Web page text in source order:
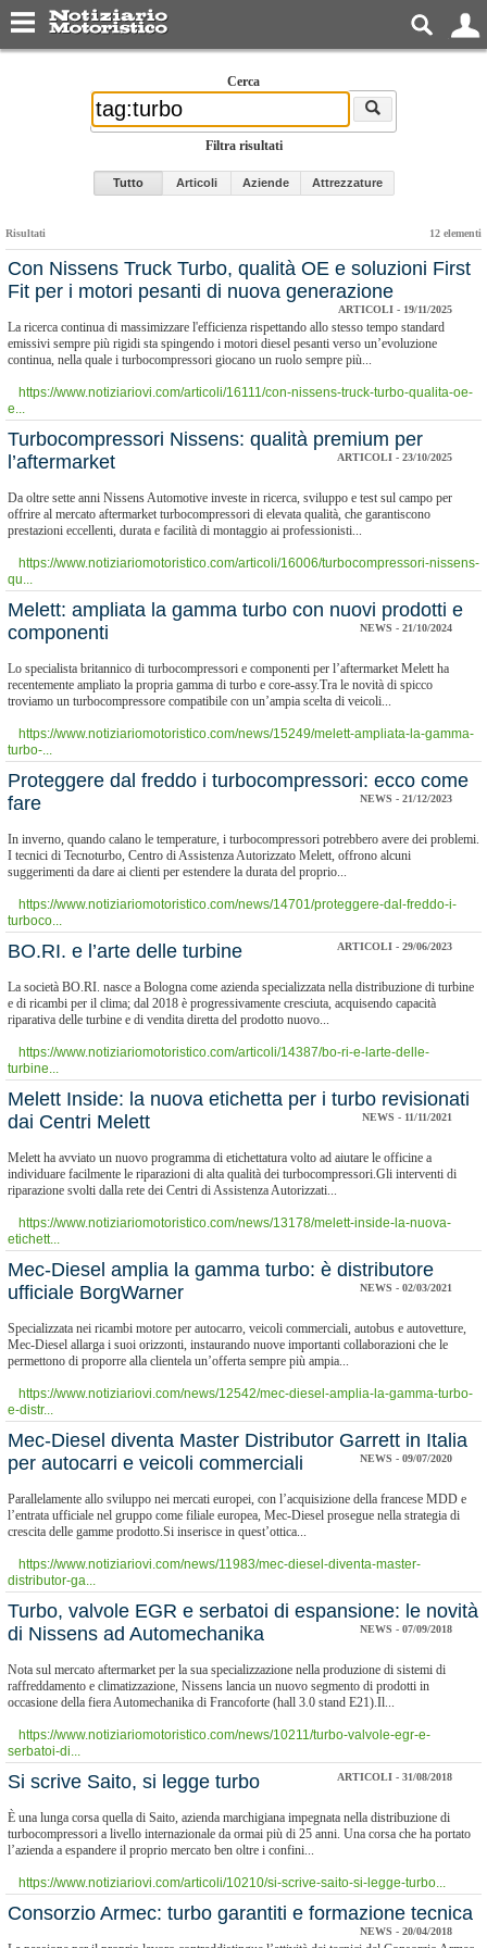
Cerca
Filtra risultati
Tutto Articoli Aziende Attrezzature
Risultati 12 elementi
Con Nissens Truck Turbo, qualità OE e soluzioni First
Fit per i motori pesanti di nuova generazione
ARTICOLI - 19/11/2025
La ricerca continua di massimizzare l'efficienza rispettando allo stesso tempo standard
emissivi sempre più rigidi sta spingendo i motori diesel pesanti verso un’evoluzione
continua, nella quale i turbocompressori giocano un ruolo sempre più...
https://www.notiziariovi.com/articoli/16111/con-nissens-truck-turbo-qualita-oe-
e...
Turbocompressori Nissens: qualità premium per
l’aftermarket
ARTICOLI - 23/10/2025
Da oltre sette anni Nissens Automotive investe in ricerca, sviluppo e test sul campo per
offrire al mercato aftermarket turbocompressori di elevata qualità, che garantiscono
prestazioni eccellenti, durata e facilità di montaggio ai professionisti...
https://www.notiziariomotoristico.com/articoli/16006/turbocompressori-nissens-
qu...
Melett: ampliata la gamma turbo con nuovi prodotti e
componenti
NEWS - 21/10/2024
Lo specialista britannico di turbocompressori e componenti per l’aftermarket Melett ha
recentemente ampliato la propria gamma di turbo e core-assy.Tra le novità di spicco
troviamo un turbocompressore compatibile con un’ampia scelta di veicoli...
https://www.notiziariomotoristico.com/news/15249/melett-ampliata-la-gamma-
turbo-...
Proteggere dal freddo i turbocompressori: ecco come
fare
NEWS - 21/12/2023
In inverno, quando calano le temperature, i turbocompressori potrebbero avere dei problemi.
I tecnici di Tecnoturbo, Centro di Assistenza Autorizzato Melett, offrono alcuni
suggerimenti da dare ai clienti per estendere la durata del proprio...
https://www.notiziariomotoristico.com/news/14701/proteggere-dal-freddo-i-
turboco...
BO.RI. e l’arte delle turbine ARTICOLI - 29/06/2023
La società BO.RI. nasce a Bologna come azienda specializzata nella distribuzione di turbine
e di ricambi per il clima; dal 2018 è progressivamente cresciuta, acquisendo capacità
riparativa delle turbine e di vendita diretta del prodotto nuovo...
https://www.notiziariomotoristico.com/articoli/14387/bo-ri-e-larte-delle-
turbine...
​Melett Inside: la nuova etichetta per i turbo revisionati
dai Centri Melett
NEWS - 11/11/2021
Melett ha avviato un nuovo programma di etichettatura volto ad aiutare le officine a
individuare facilmente le riparazioni di alta qualità dei turbocompressori.Gli interventi di
riparazione svolti dalla rete dei Centri di Assistenza Autorizzati...
https://www.notiziariomotoristico.com/news/13178/melett-inside-la-nuova-
etichett...
Mec-Diesel amplia la gamma turbo: è distributore
ufficiale BorgWarner
NEWS - 02/03/2021
Specializzata nei ricambi motore per autocarro, veicoli commerciali, autobus e autovetture,
Mec-Diesel allarga i suoi orizzonti, instaurando nuove importanti collaborazioni che le
permettono di proporre alla clientela un’offerta sempre più ampia...
https://www.notiziariovi.com/news/12542/mec-diesel-amplia-la-gamma-turbo-
e-distr...
Mec-Diesel diventa Master Distributor Garrett in Italia
per autocarri e veicoli commerciali
NEWS - 09/07/2020
Parallelamente allo sviluppo nei mercati europei, con l’acquisizione della francese MDD e
l’entrata ufficiale nel gruppo come filiale europea, Mec-Diesel prosegue nella strategia di
crescita delle gamme prodotto.Si inserisce in quest’ottica...
https://www.notiziariovi.com/news/11983/mec-diesel-diventa-master-
distributor-ga...
Turbo, valvole EGR e serbatoi di espansione: le novità
di Nissens ad Automechanika
NEWS - 07/09/2018
Nota sul mercato aftermarket per la sua specializzazione nella produzione di sistemi di
raffreddamento e climatizzazione, Nissens lancia un nuovo segmento di prodotti in
occasione della fiera Automechanika di Francoforte (hall 3.0 stand E21).Il...
https://www.notiziariomotoristico.com/news/10211/turbo-valvole-egr-e-
serbatoi-di...
Si scrive Saito, si legge turbo ARTICOLI - 31/08/2018
È una lunga corsa quella di Saito, azienda marchigiana impegnata nella distribuzione di
turbocompressori a livello internazionale da ormai più di 25 anni. Una corsa che ha portato
l’azienda a espandere il proprio mercato ben oltre i confini...
https://www.notiziariovi.com/articoli/10210/si-scrive-saito-si-legge-turbo...
Consorzio Armec: turbo garantiti e formazione tecnica
NEWS - 20/04/2018